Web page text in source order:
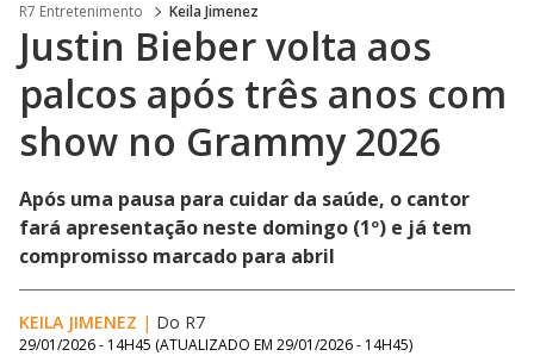
R7 Entretenimento Keila Jimenez
Justin Bieber volta aos
palcos após três anos com
show no Grammy 2026
Após uma pausa para cuidar da saúde, o cantor
fará apresentação neste domingo (1º) e já tem
compromisso marcado para abril
KEILA JIMENEZ | Do R7
29/01/2026 - 14H45 (ATUALIZADO EM 29/01/2026 - 14H45)